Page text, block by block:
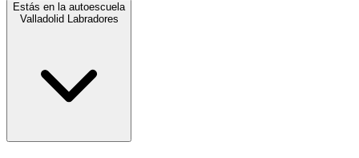
Estás en la autoescuela
Valladolid Labradores